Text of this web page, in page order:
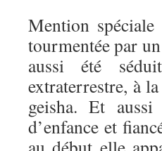
Mention
tourmentée par
aussi été
extraterrestre, à
geisha. Et
d’enfance et